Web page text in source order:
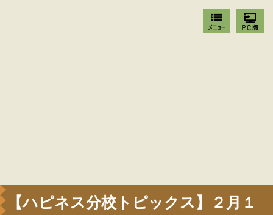
【ハピネス分校トピックス】２月１